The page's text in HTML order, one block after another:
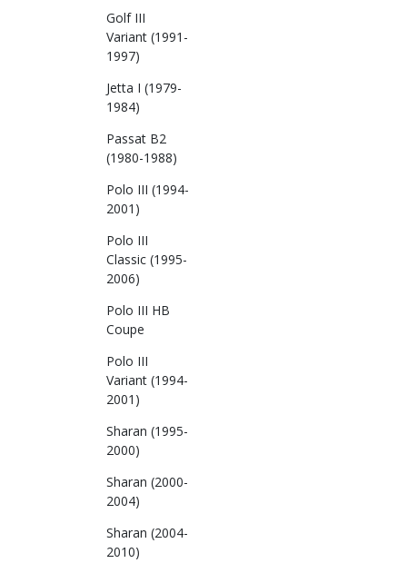
Golf III
Variant (1991-
1997)
Jetta I (1979-
1984)
Passat B2
(1980-1988)
Polo III (1994-
2001)
Polo III
Classic (1995-
2006)
Polo III HB
Coupe
Polo III
Variant (1994-
2001)
Sharan (1995-
2000)
Sharan (2000-
2004)
Sharan (2004-
2010)